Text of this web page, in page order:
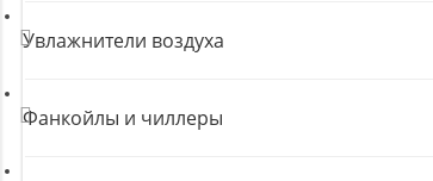
Увлажнители воздуха
Фанкойлы и чиллеры